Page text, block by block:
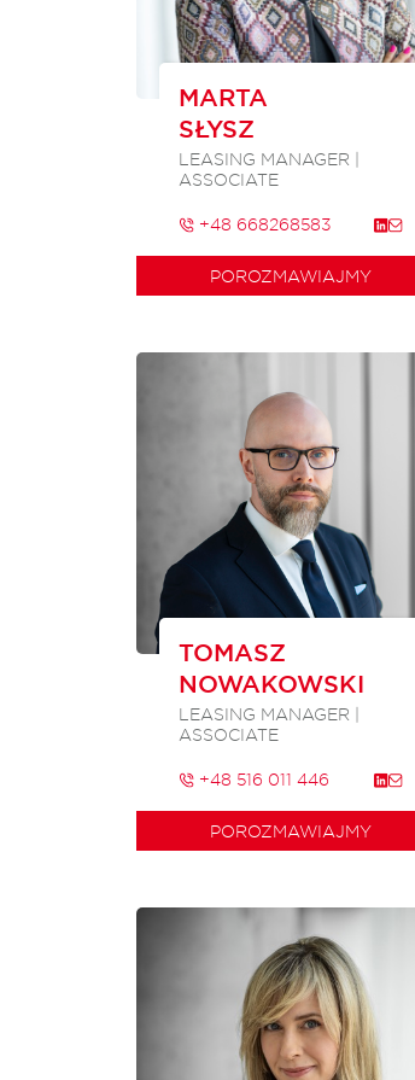
MARTA
SŁYSZ
LEASING MANAGER |
ASSOCIATE
+48 668268583
POROZMAWIAJMY
TOMASZ
NOWAKOWSKI
LEASING MANAGER |
ASSOCIATE
+48 516 011 446
POROZMAWIAJMY